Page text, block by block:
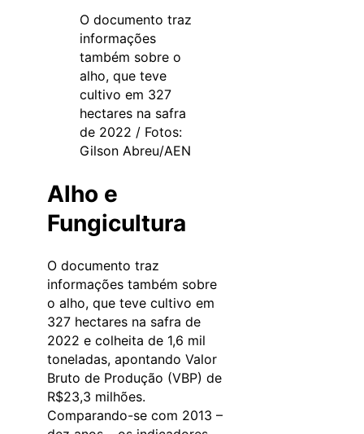
O documento traz
informações
também sobre o
alho, que teve
cultivo em 327
hectares na safra
de 2022 / Fotos:
Gilson Abreu/AEN
Alho e
Fungicultura
O documento traz
informações também sobre
o alho, que teve cultivo em
327 hectares na safra de
2022 e colheita de 1,6 mil
toneladas, apontando Valor
Bruto de Produção (VBP) de
R$23,3 milhões.
Comparando-se com 2013 –